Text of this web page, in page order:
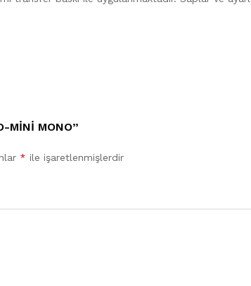
MINI MONO”
* ile işaretlenmişlerdir